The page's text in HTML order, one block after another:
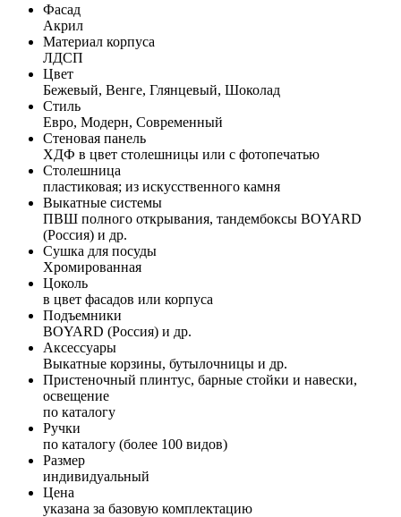
Фасад
Акрил
Материал корпуса
ЛДСП
Цвет
Бежевый, Венге, Глянцевый, Шоколад
Стиль
Евро, Модерн, Современный
Стеновая панель
ХДФ в цвет столешницы или с фотопечатью
Столешница
пластиковая; из искусственного камня
Выкатные системы
ПВШ полного открывания, тандембоксы BOYARD
(Россия) и др.
Сушка для посуды
Хромированная
Цоколь
в цвет фасадов или корпуса
Подъемники
BOYARD (Россия) и др.
Аксессуары
Выкатные корзины, бутылочницы и др.
Пристеночный плинтус, барные стойки и навески,
освещение
по каталогу
Ручки
по каталогу (более 100 видов)
Размер
индивидуальный
Цена
указана за базовую комплектацию